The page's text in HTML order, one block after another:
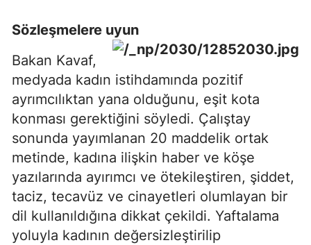
Sözleşmelere uyun
Bakan Kavaf,
medyada kadın istihdamında pozitif
ayrımcılıktan yana olduğunu, eşit kota
konması gerektiğini söyledi. Çalıştay
sonunda yayımlanan 20 maddelik ortak
metinde, kadına ilişkin haber ve köşe
yazılarında ayırımcı ve ötekileştiren, şiddet,
taciz, tecavüz ve cinayetleri olumlayan bir
dil kullanıldığına dikkat çekildi. Yaftalama
yoluyla kadının değersizleştirilip